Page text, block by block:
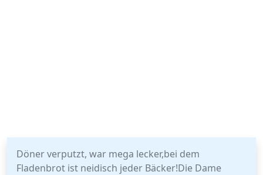
Döner verputzt, war mega lecker,bei dem
Fladenbrot ist neidisch jeder Bäcker!Die Dame